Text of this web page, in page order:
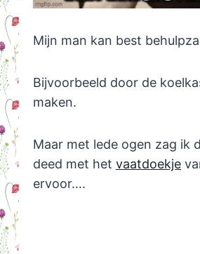
Mijn man kan best
Bijvoorbeeld door de
maken.
Maar met lede ogen zag ik
deed met het vaatdoekje
ervoor….